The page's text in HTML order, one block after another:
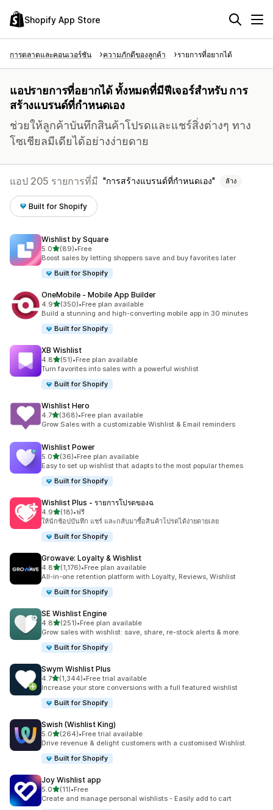
Shopify App Store
การตลาดและคอนเวอร์ชัน ความภักดีของลูกค้า รายการที่อยากได้
แอปรายการที่อยากได้ ทั้งหมดที่มีฟีเจอร์สำหรับ การ
สร้างแบรนด์ที่กำหนดเอง
ช่วยให้ลูกค้าบันทึกสินค้าโปรดและแชร์สิ่งต่างๆ ทาง
โซเชียลมีเดียได้อย่างง่ายดาย
แอป 205 รายการที่มี การสร้างแบรนด์ที่กำหนดเอง ล้าง
Built for Shopify
Wishlist by Square
5.0เต็ม 5 ดาว
(89)
ทั้งหมด 89 รีวิว
•Free
Boost sales by letting shoppers save and buy favorites later
Built for Shopify
OneMobile ‑ Mobile App Builder
4.9เต็ม 5 ดาว
(350)
ทั้งหมด 350 รีวิว
•Free plan available
Build a stunning and high-converting mobile app in 30 minutes
Built for Shopify
XB Wishlist
4.8เต็ม 5 ดาว
(51)
ทั้งหมด 51 รีวิว
•Free plan available
Turn favorites into sales with a powerful wishlist
Built for Shopify
Wishlist Hero
4.7เต็ม 5 ดาว
(368)
ทั้งหมด 368 รีวิว
•Free plan available
Grow Sales with a customizable Wishlist & Email reminders
Wishlist Power
5.0เต็ม 5 ดาว
(36)
ทั้งหมด 36 รีวิว
•Free plan available
Easy to set up wishlist that adapts to the most popular themes
Built for Shopify
Wishlist Plus ‑ รายการโปรดของฉ
4.9เต็ม 5 ดาว
(18)
ทั้งหมด 18 รีวิว
•ฟรี
ให้นักช้อปบันทึก แชร์ และกลับมาซื้อสินค้าโปรดได้ง่ายดายเลย
Built for Shopify
Growave: Loyalty & Wishlist
4.8เต็ม 5 ดาว
(1,176)
ทั้งหมด 1176 รีวิว
•Free plan available
All-in-one retention platform with Loyalty, Reviews, Wishlist
Built for Shopify
SE Wishlist Engine
4.8เต็ม 5 ดาว
(251)
ทั้งหมด 251 รีวิว
•Free plan available
Grow sales with wishlist: save, share, re-stock alerts & more.
Built for Shopify
Swym Wishlist Plus
4.7เต็ม 5 ดาว
(1,344)
ทั้งหมด 1344 รีวิว
•Free trial available
Increase your store conversions with a full featured wishlist
Built for Shopify
Swish (Wishlist King)
5.0เต็ม 5 ดาว
(264)
ทั้งหมด 264 รีวิว
•Free trial available
Drive revenue & delight customers with a customised Wishlist.
Built for Shopify
Joy Wishlist app
5.0เต็ม 5 ดาว
(11)
ทั้งหมด 11 รีวิว
•Free
Create and manage personal wishlists - Easily add to cart